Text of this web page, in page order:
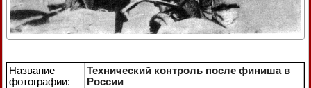
Название
фотографии:
Технический контроль после финиша в
России